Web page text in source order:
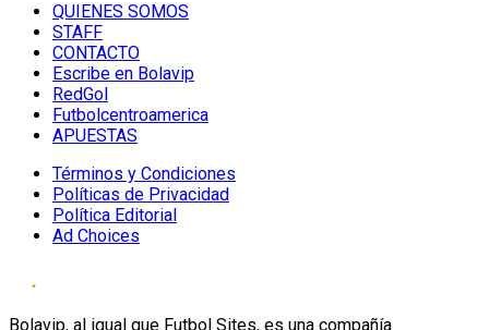
QUIENES SOMOS
STAFF
CONTACTO
Escribe en Bolavip
RedGol
Futbolcentroamerica
APUESTAS
Términos y Condiciones
Políticas de Privacidad
Política Editorial
Ad Choices
Bolavip, al igual que Futbol Sites, es una compañía